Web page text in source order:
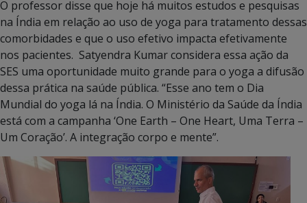
O professor disse que hoje há muitos estudos e pesquisas
na Índia em relação ao uso de yoga para tratamento dessas
comorbidades e que o uso efetivo impacta efetivamente
nos pacientes. Satyendra Kumar considera essa ação da
SES uma oportunidade muito grande para o yoga a difusão
dessa prática na saúde pública. “Esse ano tem o Dia
Mundial do yoga lá na Índia. O Ministério da Saúde da Índia
está com a campanha ‘One Earth – One Heart, Uma Terra –
Um Coração’. A integração corpo e mente”.